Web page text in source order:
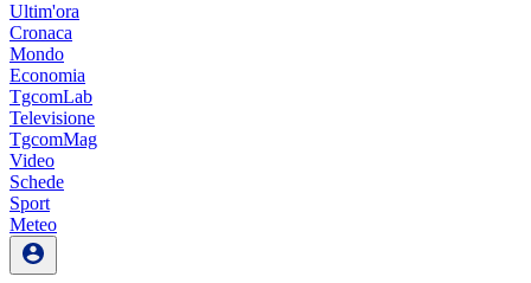
Ultim'ora
Cronaca
Mondo
Economia
TgcomLab
Televisione
TgcomMag
Video
Schede
Sport
Meteo